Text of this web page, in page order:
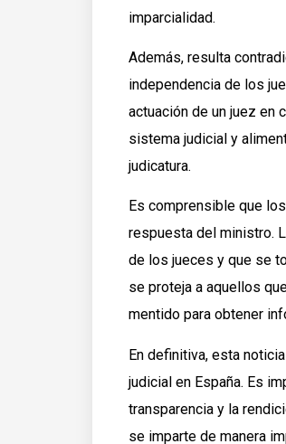
imparcialidad.
Además, resulta
independencia de los
actuación de un juez en
sistema judicial y
judicatura.
Es comprensible que
respuesta del ministro.
de los jueces y que se
se proteja a aquellos
mentido para obtener
En definitiva, esta
judicial en España. Es
transparencia y la
se imparte de manera